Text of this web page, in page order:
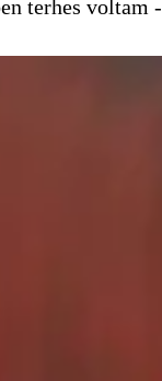
terhes voltam -